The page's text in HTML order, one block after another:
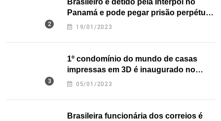
Brasileiro é detido pela Interpol no
Panamá e pode pegar prisão perpétua
nos EUA
19/01/2023
1º condomínio do mundo de casas
impressas em 3D é inaugurado no
Texas
05/01/2023
Brasileira funcionária dos correios é